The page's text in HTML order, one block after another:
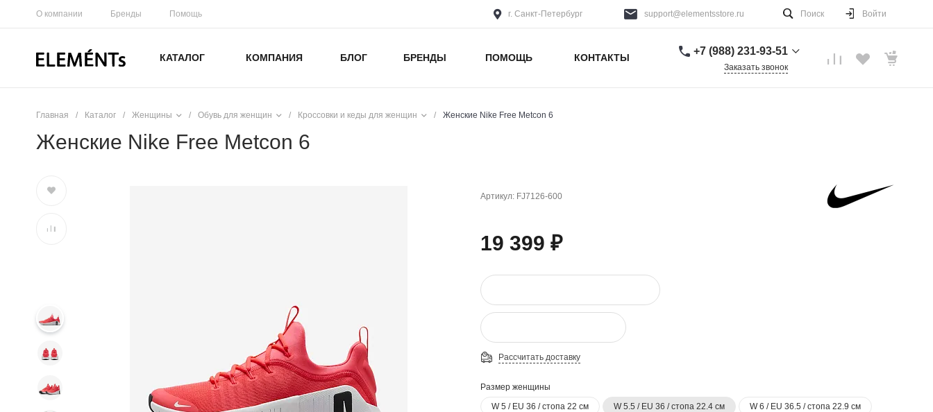
О компании Бренды Помощь г. Санкт-Петербург support@elementsstore.ru Поиск Войти
КАТАЛОГ КОМПАНИЯ БЛОГ БРЕНДЫ ПОМОЩЬ КОНТАКТЫ
+7 (988) 231-93-51
Заказать звонок
Главная / Каталог / Женщины / Обувь для женщин / Кроссовки и кеды для женщин / Женские Nike Free Metcon 6
Женские Nike Free Metcon 6
Артикул: FJ7126-600
19 399 ₽
Рассчитать доставку
Размер женщины
W 5 / EU 36 / стопа 22 см
W 5.5 / EU 36 / стопа 22.4 см W 6 / EU 36.5 / стопа 22.9 см